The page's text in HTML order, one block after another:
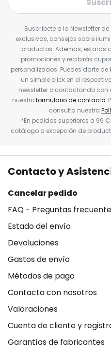
Suscríbete a la Newsletter
exclusivas, consejos sobre
productos. Además, estarás
promociones y recibirás
personalizados. Puedes darte
un simple click en el
newsletter o contactando con
nuestroformulario de contacto.
consulta nuestra
*En pedidos superiores a 99
catálogo a excepción de
Contacto y
Cancelar pedido
FAQ - Preguntas
Estado del envío
Devoluciones
Gastos de envío
Métodos de pago
Contacta con nosotros
Valoraciones
Cuenta de cliente y
Garantías de fabricantes